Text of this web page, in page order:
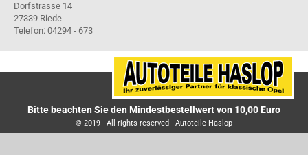
Dorfstrasse 14
27339 Riede
Telefon: 04294 - 673
Bitte beachten Sie den Mindestbestellwert von 10,00 Euro
© 2019 - All rights reserved - Autoteile Haslop